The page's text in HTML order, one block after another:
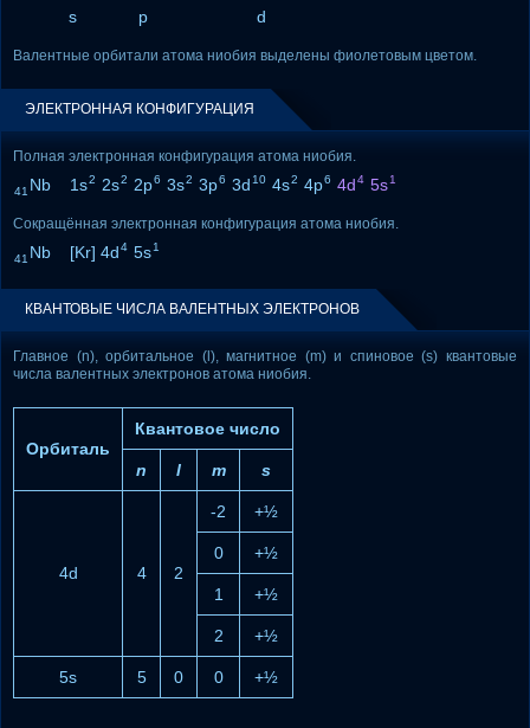
s p d
Валентные орбитали атома ниобия выделены фиолетовым цветом.
ЭЛЕКТРОННАЯ КОНФИГУРАЦИЯ
Полная электронная конфигурация атома ниобия.
41 Nb 1s2 2s2 2p6 3s2 3p6 3d10 4s2 4p6 4d4 5s1
Сокращённая электронная конфигурация атома ниобия.
41 Nb [Kr] 4d4 5s1
КВАНТОВЫЕ ЧИСЛА ВАЛЕНТНЫХ ЭЛЕКТРОНОВ
Главное (n), орбитальное (l), магнитное (m) и спиновое (s) квантовые
числа валентных электронов атома ниобия.
Орбиталь
Квантовое число
n l m s
4d 4 2
-2 +½
0 +½
1 +½
2 +½
5s 5 0 0 +½